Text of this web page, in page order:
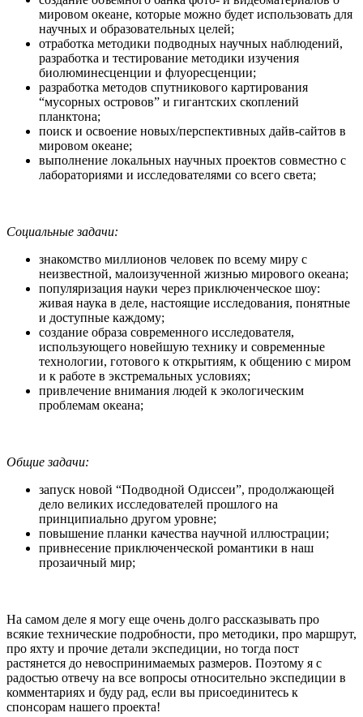
мировом океане, которые можно будет использовать для
научных и образовательных целей;
отработка методики подводных научных наблюдений,
разработка и тестирование методики изучения
биолюминесценции и флуоресценции;
разработка методов спутникового картирования
“мусорных островов” и гигантских скоплений
планктона;
поиск и освоение новых/перспективных дайв-сайтов в
мировом океане;
выполнение локальных научных проектов совместно с
лабораториями и исследователями со всего света;
Социальные задачи:
знакомство миллионов человек по всему миру с
неизвестной, малоизученной жизнью мирового океана;
популяризация науки через приключенческое шоу:
живая наука в деле, настоящие исследования, понятные
и доступные каждому;
создание образа современного исследователя,
использующего новейшую технику и современные
технологии, готового к открытиям, к общению с миром
и к работе в экстремальных условиях;
привлечение внимания людей к экологическим
проблемам океана;
Общие задачи:
запуск новой “Подводной Одиссеи”, продолжающей
дело великих исследователей прошлого на
принципиально другом уровне;
повышение планки качества научной иллюстрации;
привнесение приключенческой романтики в наш
прозаичный мир;
На самом деле я могу еще очень долго рассказывать про
всякие технические подробности, про методики, про маршрут,
про яхту и прочие детали экспедиции, но тогда пост
растянется до невоспринимаемых размеров. Поэтому я с
радостью отвечу на все вопросы относительно экспедиции в
комментариях и буду рад, если вы присоединитесь к
спонсорам нашего проекта!